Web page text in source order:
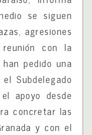
se siguen
agresiones
con la
pedido una
Subdelegado
apoyo desde
concretar las
y con el